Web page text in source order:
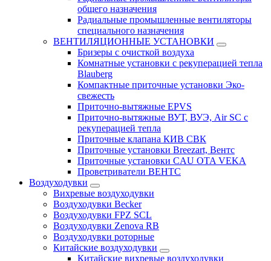
общего назначения
Радиальные промышленные вентиляторы
специального назначения
ВЕНТИЛЯЦИОННЫЕ УСТАНОВКИ
Бризеры с очисткой воздуха
Комнатные установки с рекуперацией тепла
Blauberg
Компактные приточные установки Эко-
свежесть
Приточно-вытяжные EPVS
Приточно-вытяжные ВУТ, ВУЭ, Air SC с
рекуперацией тепла
Приточные клапана КИВ СВК
Приточные установки Breezart, Вентс
Приточные установки CAU OTA VEKA
Проветриватели ВЕНТС
Воздуходувки
Вихревые воздуходувки
Воздуходувки Becker
Воздуходувки FPZ SCL
Воздуходувки Zenova RB
Воздуходувки роторные
Китайские воздуходувки
Китайские вихревые воздуходувки